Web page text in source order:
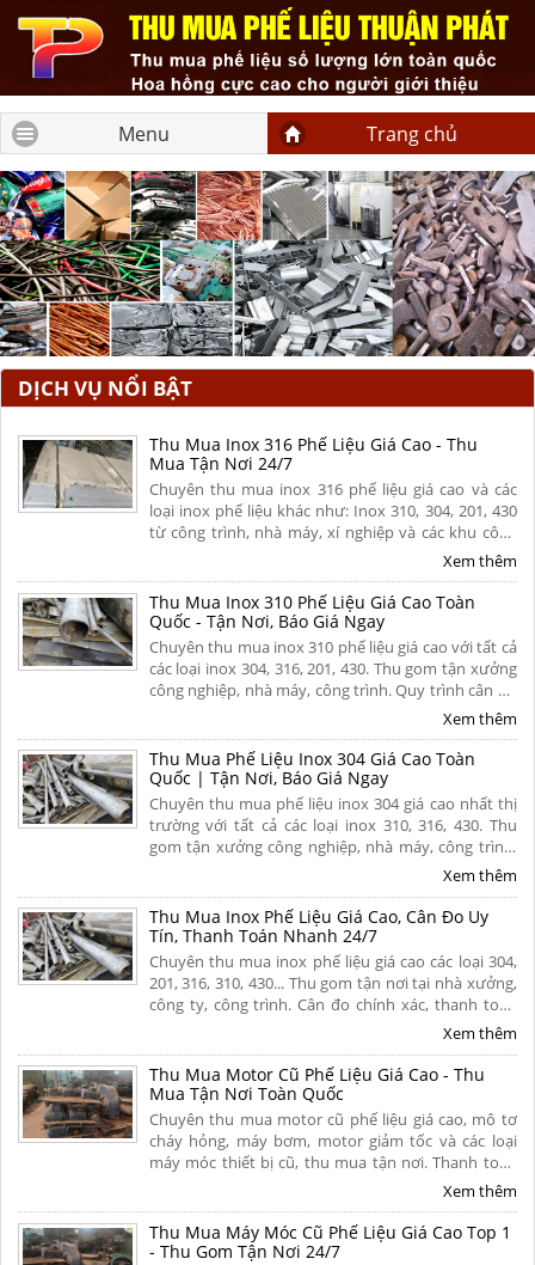
Menu Trang chủ
DỊCH VỤ NỔI BẬT
Thu Mua Inox 316 Phế Liệu Giá Cao - Thu
Mua Tận Nơi 24/7
Chuyên thu mua inox 316 phế liệu giá cao và các
loại inox phế liệu khác như: Inox 310, 304, 201, 430
từ công trình, nhà máy, xí nghiệp và các khu công
nghiệp trên khắp mọi miền tổ quốc. Thu mua tận
Xem thêm
Thu Mua Inox 310 Phế Liệu Giá Cao Toàn
Quốc - Tận Nơi, Báo Giá Ngay
Chuyên thu mua inox 310 phế liệu giá cao với tất cả
các loại inox 304, 316, 201, 430. Thu gom tận xưởng
công nghiệp, nhà máy, công trình. Quy trình cân đo
uy tín, thanh toán nhanh. Hoa hồng cao. Liên hệ
Xem thêm
Thu Mua Phế Liệu Inox 304 Giá Cao Toàn
Quốc | Tận Nơi, Báo Giá Ngay
Chuyên thu mua phế liệu inox 304 giá cao nhất thị
trường với tất cả các loại inox 310, 316, 430. Thu
gom tận xưởng công nghiệp, nhà máy, công trình.
Quy trình cân đo uy tín, thanh toán nhanh. Hoa
Xem thêm
Thu Mua Inox Phế Liệu Giá Cao, Cân Đo Uy
Tín, Thanh Toán Nhanh 24/7
Chuyên thu mua inox phế liệu giá cao các loại 304,
201, 316, 310, 430... Thu gom tận nơi tại nhà xưởng,
công ty, công trình. Cân đo chính xác, thanh toán
liền tay 1 lần, chiết khấu hoa hồng cao cho người
Xem thêm
Thu Mua Motor Cũ Phế Liệu Giá Cao - Thu
Mua Tận Nơi Toàn Quốc
Chuyên thu mua motor cũ phế liệu giá cao, mô tơ
cháy hỏng, máy bơm, motor giảm tốc và các loại
máy móc thiết bị cũ, thu mua tận nơi. Thanh toán
tiền mặt nhanh gọn, bốc xếp trong ngày, có hoa
Xem thêm
Thu Mua Máy Móc Cũ Phế Liệu Giá Cao Top 1
- Thu Gom Tận Nơi 24/7